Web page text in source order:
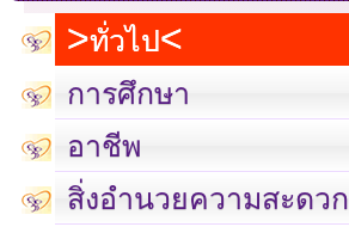
ทั่วไป
การศึกษา
อาชีพ
สิ่งอำนวยความสะดวก